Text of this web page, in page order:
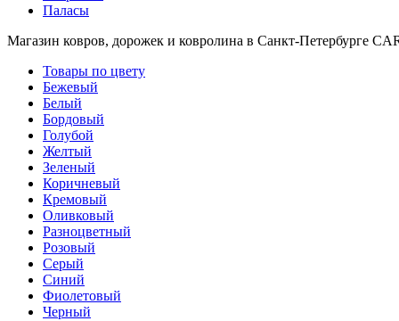
По
форме
Прямоугольные
ковры
Полуовальные
Дорожки
Синтетические
ковровые
дорожки
Дорожки
на
Паласы
Магазин ковров, дорожек и ковролина в Санкт-Петербурге
Товары по цвету
Бежевый
Белый
Бордовый
Голубой
Желтый
Зеленый
Коричневый
Кремовый
Оливковый
Разноцветный
Розовый
Серый
Синий
Фиолетовый
Черный